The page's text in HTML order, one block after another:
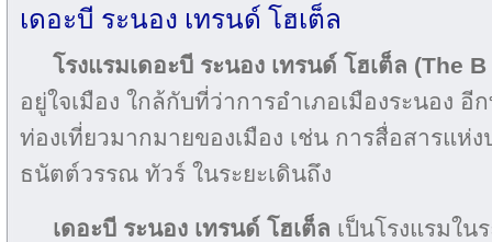
เดอะบี ระนอง เทรนด์ โฮเต็ล
โรงแรมเดอะบี ระนอง เทรนด์ โฮเต็ล (The
อยู่ใจเมือง ใกล้กับที่ว่าการอำเภอเมืองระนอง อี
ท่องเที่ยวมากมายของเมือง เช่น การสื่อสารแห่
ธนัตต์วรรณ ทัวร์ ในระยะเดินถึง
เดอะบี ระนอง เทรนด์ โฮเต็ล เป็นโรงแรมใ